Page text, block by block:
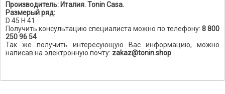
Производитель: Италия. Tonin Casa.
Размерый ряд:
D 45 H 41
Получить консультацию специалиста можно по телефону: 8 800
250 96 54
Так же получить интересующую Вас информацию, можно
написав на электронную почту: zakaz@tonin.shop